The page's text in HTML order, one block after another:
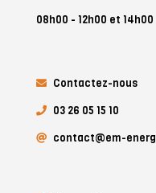
08h00 - 12h00 et 14h00
Contactez-nous
03 26 05 15 10
contact@em-